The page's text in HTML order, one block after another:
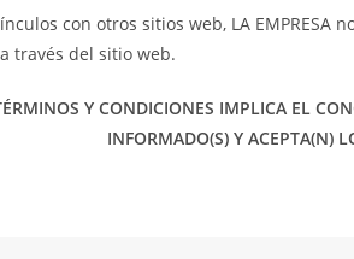
con otros sitios web, LA
través del sitio web.
Y CONDICIONES IMPLICA EL
INFORMADO(S) Y ACEPTA(N)